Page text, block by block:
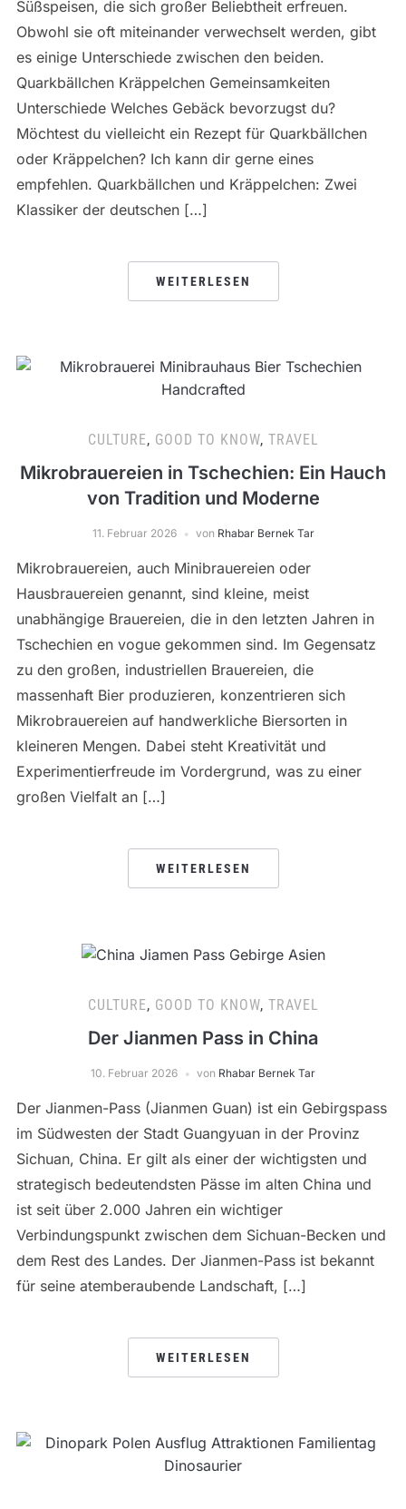
Süßspeisen, die sich großer Beliebtheit erfreuen.
Obwohl sie oft miteinander verwechselt werden, gibt
es einige Unterschiede zwischen den beiden.
Quarkbällchen Kräppelchen Gemeinsamkeiten
Unterschiede Welches Gebäck bevorzugst du?
Möchtest du vielleicht ein Rezept für Quarkbällchen
oder Kräppelchen? Ich kann dir gerne eines
empfehlen. Quarkbällchen und Kräppelchen: Zwei
Klassiker der deutschen […]
WEITERLESEN
CULTURE, GOOD TO KNOW, TRAVEL
Mikrobrauereien in Tschechien: Ein Hauch
von Tradition und Moderne
11. Februar 2026 von Rhabar Bernek Tar
Mikrobrauereien, auch Minibrauereien oder
Hausbrauereien genannt, sind kleine, meist
unabhängige Brauereien, die in den letzten Jahren in
Tschechien en vogue gekommen sind. Im Gegensatz
zu den großen, industriellen Brauereien, die
massenhaft Bier produzieren, konzentrieren sich
Mikrobrauereien auf handwerkliche Biersorten in
kleineren Mengen. Dabei steht Kreativität und
Experimentierfreude im Vordergrund, was zu einer
großen Vielfalt an […]
WEITERLESEN
CULTURE, GOOD TO KNOW, TRAVEL
Der Jianmen Pass in China
10. Februar 2026 von Rhabar Bernek Tar
Der Jianmen-Pass (Jianmen Guan) ist ein Gebirgspass
im Südwesten der Stadt Guangyuan in der Provinz
Sichuan, China. Er gilt als einer der wichtigsten und
strategisch bedeutendsten Pässe im alten China und
ist seit über 2.000 Jahren ein wichtiger
Verbindungspunkt zwischen dem Sichuan-Becken und
dem Rest des Landes. Der Jianmen-Pass ist bekannt
für seine atemberaubende Landschaft, […]
WEITERLESEN